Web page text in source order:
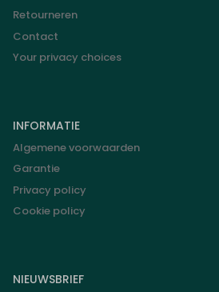
Retourneren
Contact
Your privacy choices
INFORMATIE
Algemene voorwaarden
Garantie
Privacy policy
Cookie policy
NIEUWSBRIEF